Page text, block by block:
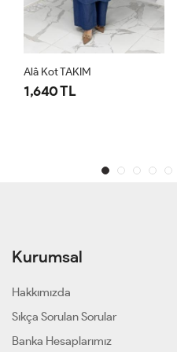
Alâ Kot TAKIM
1,640 TL
Kurumsal
Hakkımızda
Sıkça Sorulan Sorular
Banka Hesaplarımız